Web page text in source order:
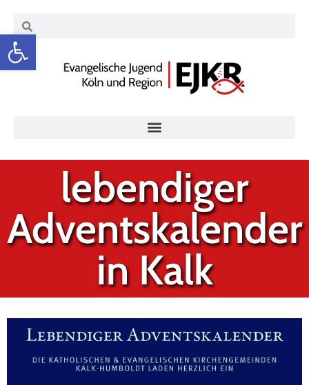
Werkzeugleiste öffnen
lebendiger
Adventskalender
in Kalk